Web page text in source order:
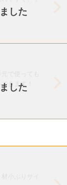
した
した
きます！